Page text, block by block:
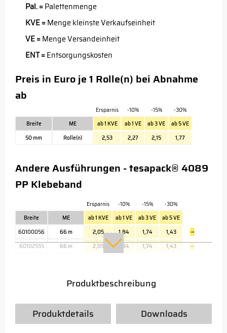
Pal. =Palettenmenge
KVE =Menge kleinste Verkaufseinheit
VE =Menge Versandeinheit
ENT =Entsorgungskosten
Preis in Euro je 1 Rolle(n) bei Abnahme
ab
Ersparnis -10% -15%
-30%
Breite
ME ab 1 KVE ab 1 VE ab 3 VE
ab 5 VE
50 mm
Rolle(n) 2,53 2,27 2,15 1,77
Andere Ausführungen - tesapack® 4089
PP Klebeband
Ersparnis -10% -15%
-30%
Breite
ME ab 1 KVE ab 1 VE ab 3 VE
ab 5 VE
60100056
66 m 2,05 1,84 1,74 1,43
→
60102555
66 m 2,05 1,84 1,74 1,43 →
Produktbeschreibung
Produktdetails Downloads